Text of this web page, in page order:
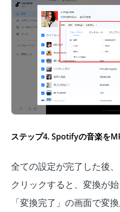
ステップ4. Spotifyの音楽を
全ての設定が完了した後、
クリックすると、変換が始
「変換完了」の画面で変